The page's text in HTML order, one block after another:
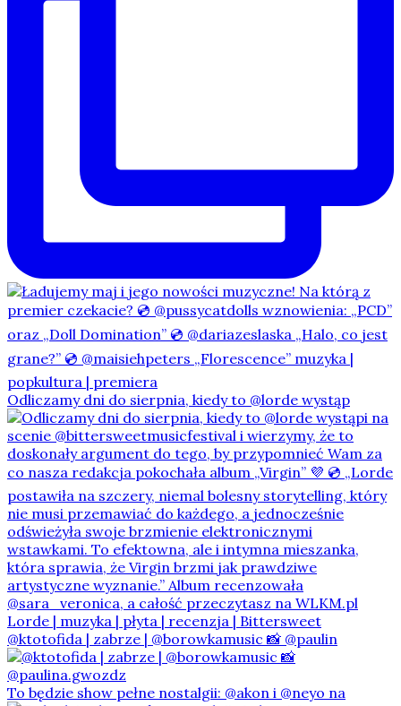
Odliczamy dni do sierpnia, kiedy to @lorde wystąp
@ktotofida | zabrze | @borowkamusic 📸 @paulin
To będzie show pełne nostalgii: @akon i @neyo na